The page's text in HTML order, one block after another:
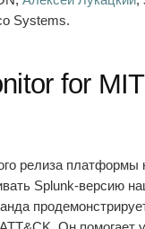
Systems.
for
релиза
Splunk-версию